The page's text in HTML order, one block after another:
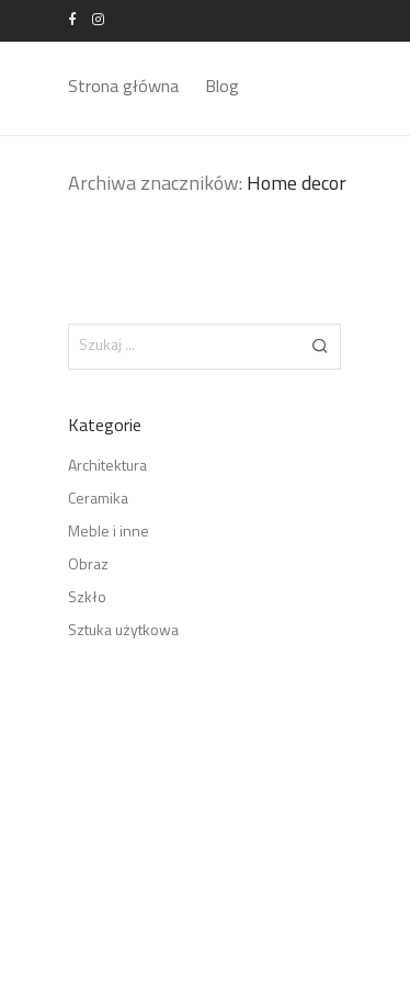
Strona główna Blog
Archiwa znaczników: Home decor
Kategorie
Architektura
Ceramika
Meble i inne
Obraz
Szkło
Sztuka użytkowa